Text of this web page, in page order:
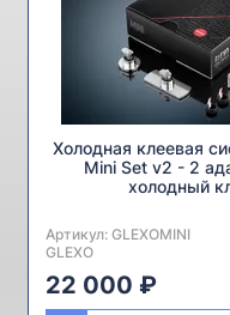
Холодная клеевая
Mini Set v2 - 2
холодный
Артикул: GLEXOMINI
Производитель:
GLEXO
22 000 ₽